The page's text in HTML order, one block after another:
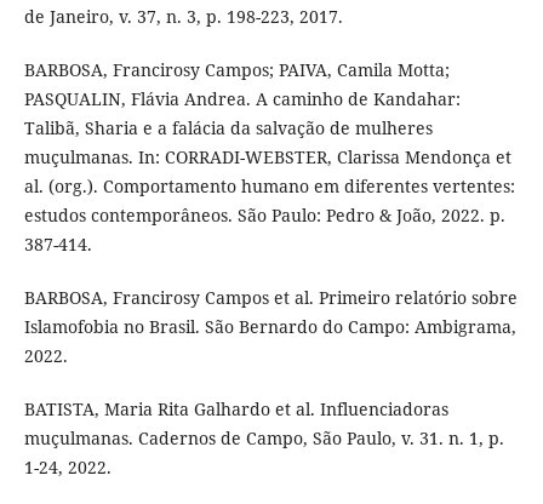
de Janeiro, v. 37, n. 3, p. 198-223, 2017.
BARBOSA, Francirosy Campos; PAIVA, Camila Motta;
PASQUALIN, Flávia Andrea. A caminho de Kandahar:
Talibã, Sharia e a falácia da salvação de mulheres
muçulmanas. In: CORRADI-WEBSTER, Clarissa Mendonça et
al. (org.). Comportamento humano em diferentes vertentes:
estudos contemporâneos. São Paulo: Pedro & João, 2022. p.
387-414.
BARBOSA, Francirosy Campos et al. Primeiro relatório sobre
Islamofobia no Brasil. São Bernardo do Campo: Ambigrama,
2022.
BATISTA, Maria Rita Galhardo et al. Influenciadoras
muçulmanas. Cadernos de Campo, São Paulo, v. 31. n. 1, p.
1-24, 2022.